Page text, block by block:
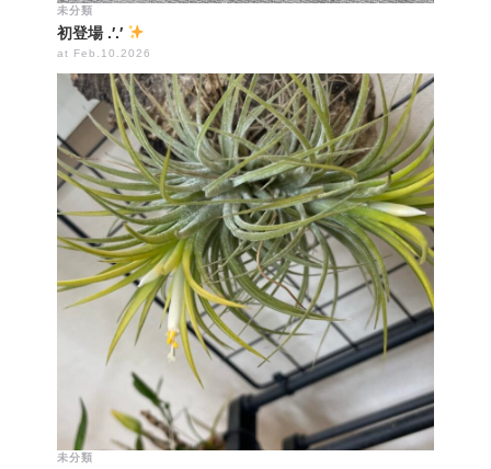
未分類
初登場 .′.′
at Feb.10.2026
未分類